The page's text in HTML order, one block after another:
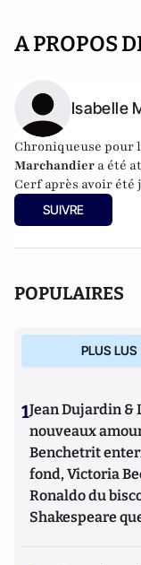
A PROPOS
Isabelle
Chroniqueuse pour
Marchandier a été
Cerf après avoir
programmatrice à
SUIVRE
POPULAIRES
PLUS LUS
1Jean Dujardin
nouveaux
Benchetrit
fond, Victoria
Ronaldo du
Shakespeare